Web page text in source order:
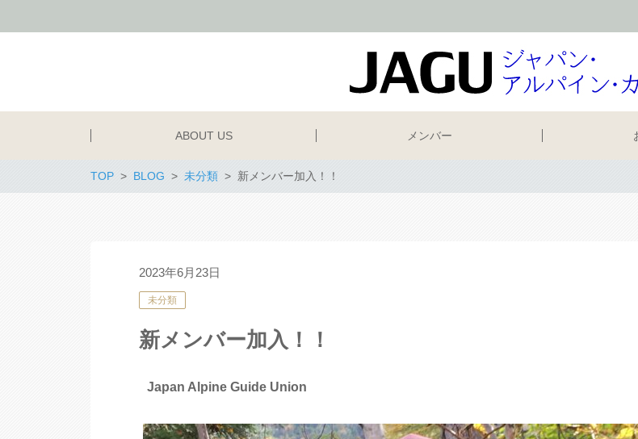
ABOUT US メンバー
TOP BLOG 未分類 新メンバー加入！！
2023年6月23日
未分類
新メンバー加入！！
Japan Alpine Guide Union